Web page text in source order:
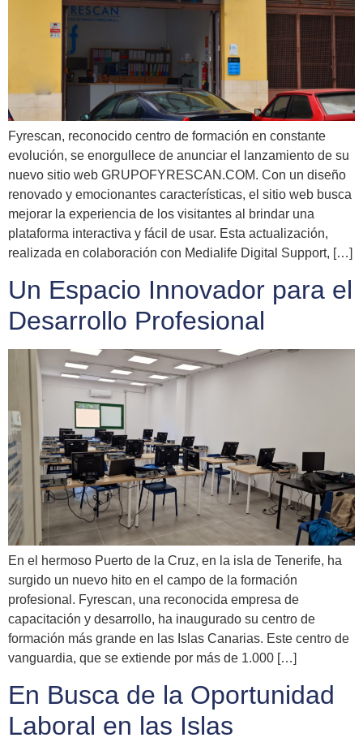
Fyrescan, reconocido centro de formación en constante
evolución, se enorgullece de anunciar el lanzamiento de su
nuevo sitio web GRUPOFYRESCAN.COM. Con un diseño
renovado y emocionantes características, el sitio web busca
mejorar la experiencia de los visitantes al brindar una
plataforma interactiva y fácil de usar. Esta actualización,
realizada en colaboración con Medialife Digital Support, […]
Un Espacio Innovador para el
Desarrollo Profesional
En el hermoso Puerto de la Cruz, en la isla de Tenerife, ha
surgido un nuevo hito en el campo de la formación
profesional. Fyrescan, una reconocida empresa de
capacitación y desarrollo, ha inaugurado su centro de
formación más grande en las Islas Canarias. Este centro de
vanguardia, que se extiende por más de 1.000 […]
En Busca de la Oportunidad
Laboral en las Islas